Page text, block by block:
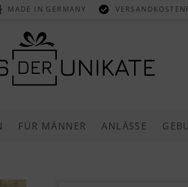
MADE IN GERMANY
FÜR MÄNNER ANLÄSSE